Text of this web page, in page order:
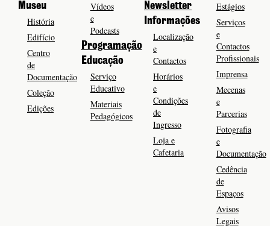
Museu
História
Edifício
Centro
de
Documentação
Coleção
Edições
Vídeos
e
Podcasts
Programação
Educação
Serviço
Educativo
Materiais
Pedagógicos
Newsletter
Informações
Localização
e
Contactos
Horários
e
Condições
de
Ingresso
Loja e
Cafetaria
Estágios
Serviços
e
Contactos
Profissionais
Imprensa
Mecenas
e
Parcerias
Fotografia
e
Documentação
Cedência
de
Espaços
Avisos
Legais